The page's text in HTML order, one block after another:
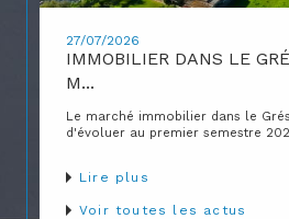
27/07/2026
IMMOBILIER DANS LE
M...
Le marché immobilier dans le
d'évoluer au premier semestre
Lire plus
Voir toutes les actus